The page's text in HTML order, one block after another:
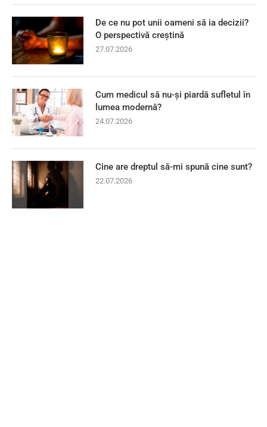
De ce nu pot unii oameni să ia decizii?
O perspectivă creștină
27.07.2026
Cum medicul să nu-și piardă sufletul în
lumea modernă?
24.07.2026
Cine are dreptul să-mi spună cine sunt?
22.07.2026